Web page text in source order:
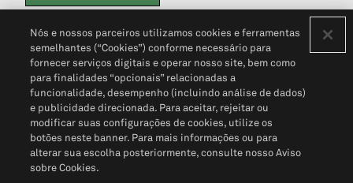
Política de PrivacidadePortal de privacidade do cliente (em inglês)
Não Venda Minhas Informações Pessoais© 2026 S&P Global
Nós e nossos parceiros utilizamos cookies e ferramentas
semelhantes (“Cookies”) conforme necessário para
fornecer serviços digitais e operar nosso site, bem como
para finalidades “opcionais” relacionadas a
funcionalidade, desempenho (incluindo análise de dados)
e publicidade direcionada. Para aceitar, rejeitar ou
modificar suas configurações de cookies, utilize os
botões neste banner. Para mais informações ou para
alterar sua escolha posteriormente, consulte nosso Aviso
sobre Cookies.